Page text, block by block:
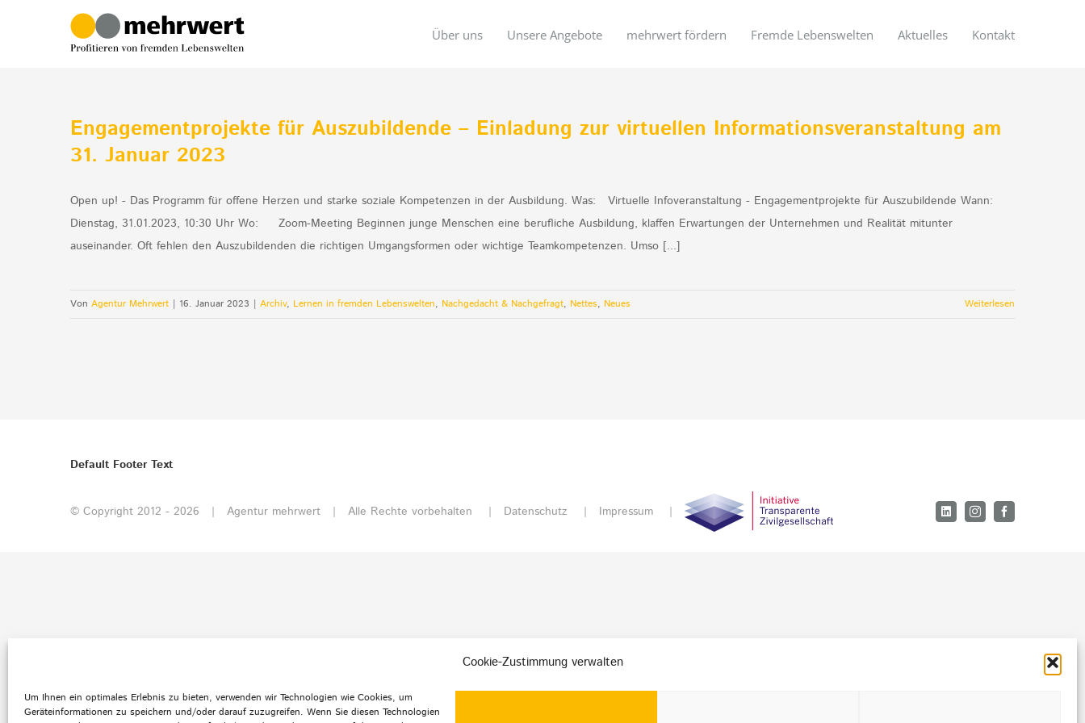
Cookie-Zustimmung verwalten
Um Ihnen ein optimales Erlebnis zu bieten, verwenden wir Technologien wie Cookies, um
Geräteinformationen zu speichern und/oder darauf zuzugreifen. Wenn Sie diesen Technologien
Über uns Unsere Angebote mehrwert fördern Fremde Lebenswelten Aktuelles Kontakt
Engagementprojekte für Auszubildende – Einladung zur virtuellen Informationsveranstaltung am
31. Januar 2023
Open up! - Das Programm für offene Herzen und starke soziale Kompetenzen in der Ausbildung. Was: Virtuelle Infoveranstaltung - Engagementprojekte für Auszubildende Wann:
Dienstag, 31.01.2023, 10:30 Uhr Wo: Zoom-Meeting Beginnen junge Menschen eine berufliche Ausbildung, klaffen Erwartungen der Unternehmen und Realität mitunter
auseinander. Oft fehlen den Auszubildenden die richtigen Umgangsformen oder wichtige Teamkompetenzen. Umso [...]
Von Agentur Mehrwert | 16. Januar 2023 | Archiv, Lernen in fremden Lebenswelten, Nachgedacht & Nachgefragt, Nettes, Neues Weiterlesen
Default Footer Text
© Copyright 2012 - 2026 | Agentur mehrwert | Alle Rechte vorbehalten | Datenschutz | Impressum | LinkedInInstagramFacebook